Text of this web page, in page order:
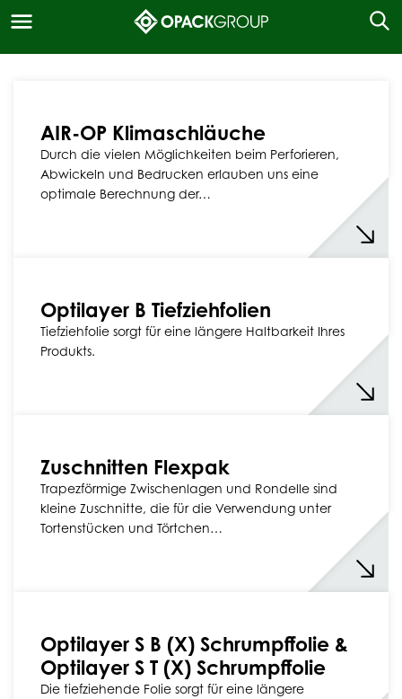
AIR-OP Klimaschläuche
Durch die vielen Möglichkeiten beim Perforieren,
Abwickeln und Bedrucken erlauben uns eine
optimale Berechnung der…
Optilayer B Tiefziehfolien
Tiefziehfolie sorgt für eine längere Haltbarkeit Ihres
Produkts.
Zuschnitten Flexpak
Trapezförmige Zwischenlagen und Rondelle sind
kleine Zuschnitte, die für die Verwendung unter
Tortenstücken und Törtchen…
Optilayer S B (X) Schrumpffolie &
Optilayer S T (X) Schrumpffolie
Die tiefziehende Folie sorgt für eine längere